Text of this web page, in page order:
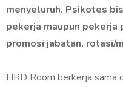
menyeluruh. Psikotes
pekerja maupun
promosi jabatan, rotasi/
HRD Room berkerja sama